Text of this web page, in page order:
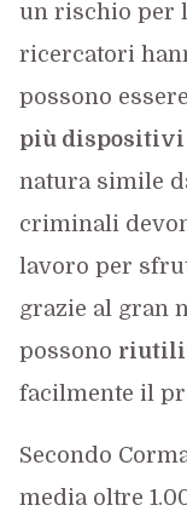
un rischio per
ricercatori
possono
più dispositivi
natura simile
criminali
lavoro per
grazie al gran
possono
facilmente il
Secondo
media oltre